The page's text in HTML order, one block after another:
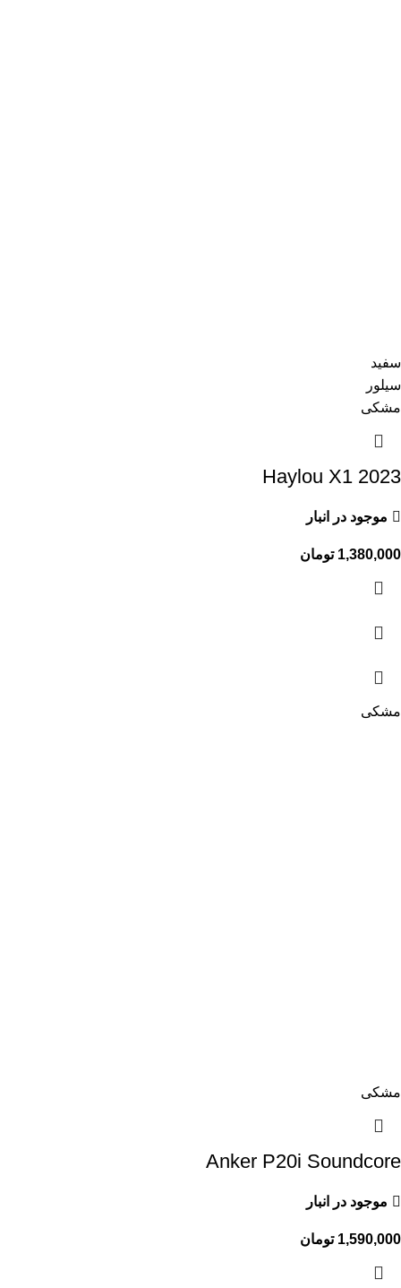
سفید
سیلور
مشکی
Haylou X1 2023
موجود در انبار
1,380,000 تومان
مشکی
مشکی
Anker P20i Soundcore
موجود در انبار
1,590,000 تومان